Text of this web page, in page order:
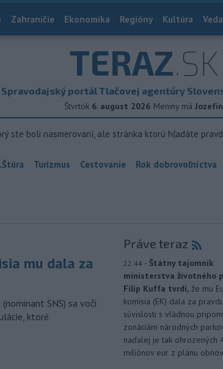
Zahraničie Ekonomika Regióny Kultúra Veda
TERAZ.SK
Spravodajský portál Tlačovej agentúry
Štvrtok 6. august 2026 Meniny má
ste boli nasmerovaní, ale stránka ktorú hľadáte
Turizmus Cestovanie Rok dobrovoľníctva
mu dala za
SNS) sa voči
ktoré
Práve teraz
22:44 - Štátny tajomník
ministerstva životného
Filip Kuffa tvrdí, že mu
komisia (EK) dala za
súvislosti s vládnou
zonáciám národných
naďalej je tak ohrozených
miliónov eur z plánu